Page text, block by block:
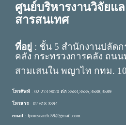
ศูนย์บริหารงานวิจัยแ
สารสนเทศ
ที่อยู่ : ชั้น 5 สำนักงานปลัดก
คลัง กระทรวงการคลัง ถนน
สามเสนใน พญาไท กทม.
โทรศัพท์ : 02-273-9020 ต่อ 3583,3535,3588,3589
โทรสาร: 02-618-3394
email : fporesearch.59@gmail.com